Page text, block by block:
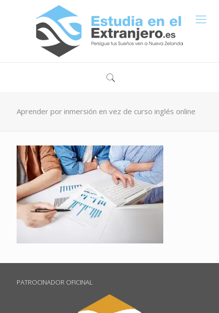
Aprender por inmersión en vez de curso inglés online
PATROCINADOR OFICINAL